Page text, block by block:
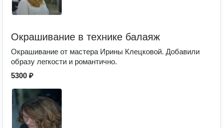
Окрашивание в технике балаяж
Окрашивание от мастера Ирины Клецковой. Добавили
образу легкости и романтично.
5300 ₽